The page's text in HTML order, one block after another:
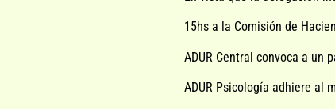
15hs a la Comisión de
ADUR Central convoca a un
ADUR Psicología adhiere al